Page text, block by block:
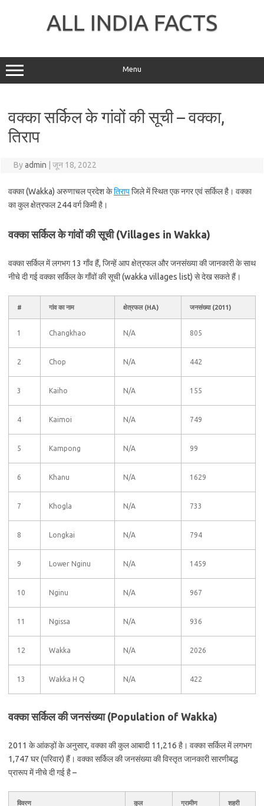
ALL INDIA FACTS
Menu
वक्का सर्किल के गांवों की सूची – वक्का,
तिराप
Byadmin जून 18, 2022
वक्का (Wakka) अरुणाचल प्रदेश केतिरापजिले में स्थित एक नगर एवं सर्किल है। वक्का
का कुल क्षेत्रफल 244 वर्ग किमी है।
वक्का सर्किल के गांवों की सूची (Villages in Wakka)
वक्का सर्किल में लगभग 13 गाँव हैं, जिन्हें आप क्षेत्रफल और जनसंख्या की जानकारी के साथ
नीचे दी गई वक्का सर्किल के गाँवों की सूची (wakka villages list) से देख सकते हैं।
# गांव का नाम क्षेत्रफल (HA) जनसंख्या (2011)
1 Changkhao N/A 805
2 Chop N/A 442
3 Kaiho N/A 155
4 Kaimoi N/A 749
5 Kampong N/A 99
6 Khanu N/A 1629
7 Khogla N/A 733
8 Longkai N/A 794
9 Lower Nginu N/A 1459
10 Nginu N/A 967
11 Ngissa N/A 936
12 Wakka N/A 2026
13 Wakka H Q N/A 422
वक्का सर्किल की जनसंख्या (Population of Wakka)
2011 के आंकड़ों के अनुसार, वक्का की कुल आबादी 11,216 है। वक्का सर्किल में लगभग
1,747 घर (परिवार) हैं। वक्का सर्किल की जनसंख्या की विस्तृत जानकारी सारणीबद्ध
प्रारूप में नीचे दी गई है –
विवरण कुल ग्रामीण शहरी